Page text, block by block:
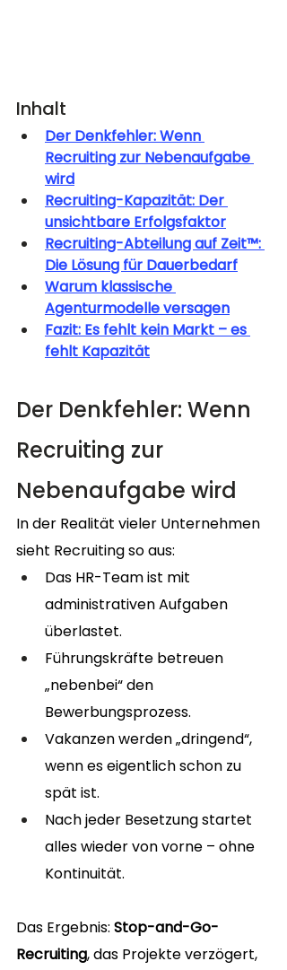
Inhalt
Der Denkfehler: Wenn
Recruiting zur Nebenaufgabe
wird
Recruiting-Kapazität: Der
unsichtbare Erfolgsfaktor
Recruiting-Abteilung auf Zeit™:
Die Lösung für Dauerbedarf
Warum klassische
Agenturmodelle versagen
Fazit: Es fehlt kein Markt – es
fehlt Kapazität
Der Denkfehler: Wenn
Recruiting zur
Nebenaufgabe wird
In der Realität vieler Unternehmen
sieht Recruiting so aus:
Das HR-Team ist mit
administrativen Aufgaben
überlastet.
Führungskräfte betreuen
„nebenbei“ den
Bewerbungsprozess.
Vakanzen werden „dringend“,
wenn es eigentlich schon zu
spät ist.
Nach jeder Besetzung startet
alles wieder von vorne – ohne
Kontinuität.
Das Ergebnis: Stop-and-Go-
Recruiting, das Projekte verzögert,